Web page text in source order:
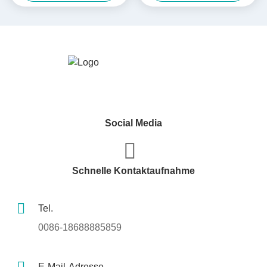
Versandkarton
Social Media
Schnelle Kontaktaufnahme
Tel.
0086-18688885859